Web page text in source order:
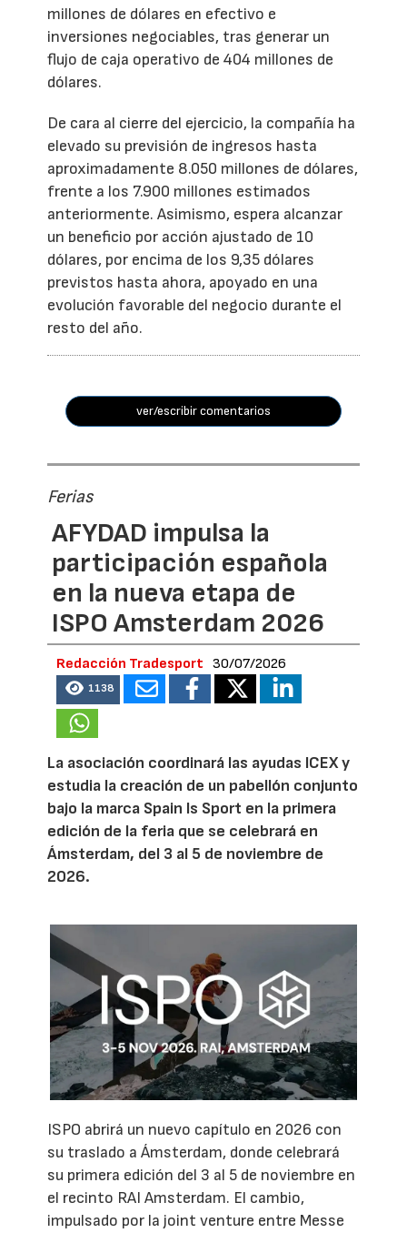
millones de dólares en efectivo e
inversiones negociables, tras generar un
flujo de caja operativo de 404 millones de
dólares.
De cara al cierre del ejercicio, la compañía ha
elevado su previsión de ingresos hasta
aproximadamente 8.050 millones de dólares,
frente a los 7.900 millones estimados
anteriormente. Asimismo, espera alcanzar
un beneficio por acción ajustado de 10
dólares, por encima de los 9,35 dólares
previstos hasta ahora, apoyado en una
evolución favorable del negocio durante el
resto del año.
ver/escribir comentarios
Ferias
AFYDAD impulsa la
participación española
en la nueva etapa de
ISPO Amsterdam 2026
Redacción Tradesport 30/07/2026
1138
La asociación coordinará las ayudas ICEX y
estudia la creación de un pabellón conjunto
bajo la marca Spain Is Sport en la primera
edición de la feria que se celebrará en
Ámsterdam, del 3 al 5 de noviembre de
2026.
ISPO abrirá un nuevo capítulo en 2026 con
su traslado a Ámsterdam, donde celebrará
su primera edición del 3 al 5 de noviembre en
el recinto RAI Amsterdam. El cambio,
impulsado por la joint venture entre Messe